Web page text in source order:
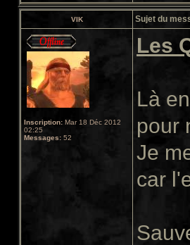
VIK Sujet du
Inscription: Mar 18 Déc 2012
02:25
Messages: 52
Les
Là
pour
Je
car